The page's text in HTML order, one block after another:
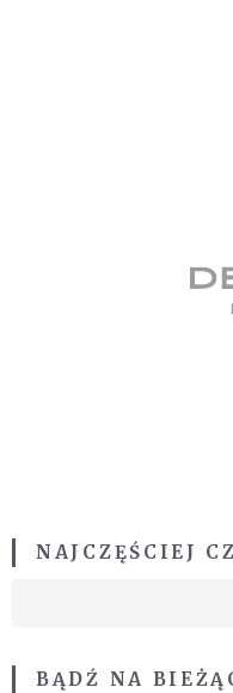
NAJCZĘŚCIEJ
BĄDŹ NA